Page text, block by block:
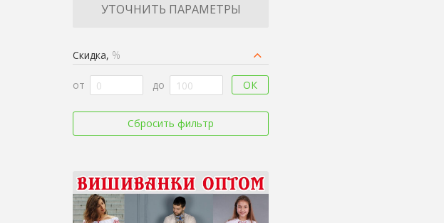
УТОЧНИТЬ ПАРАМЕТРЫ
Скидка, %
от до ОК
Сбросить фильтр